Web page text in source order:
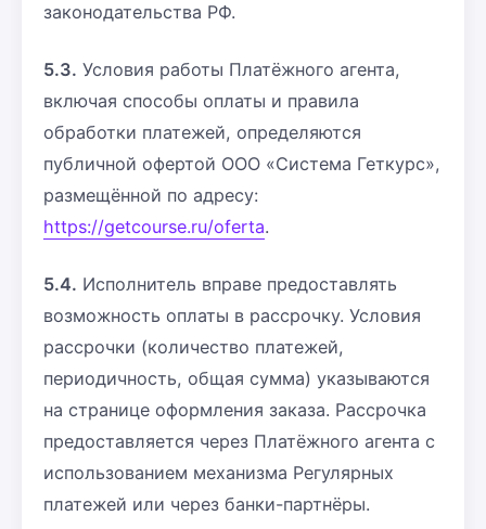
законодательства РФ.
5.3. Условия работы Платёжного агента,
включая способы оплаты и правила
обработки платежей, определяются
публичной офертой ООО «Система Геткурс»,
размещённой по адресу:
https://getcourse.ru/oferta.
5.4. Исполнитель вправе предоставлять
возможность оплаты в рассрочку. Условия
рассрочки (количество платежей,
периодичность, общая сумма) указываются
на странице оформления заказа. Рассрочка
предоставляется через Платёжного агента с
использованием механизма Регулярных
платежей или через банки-партнёры.